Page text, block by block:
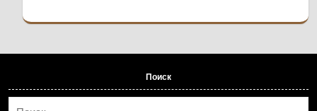
Поиск